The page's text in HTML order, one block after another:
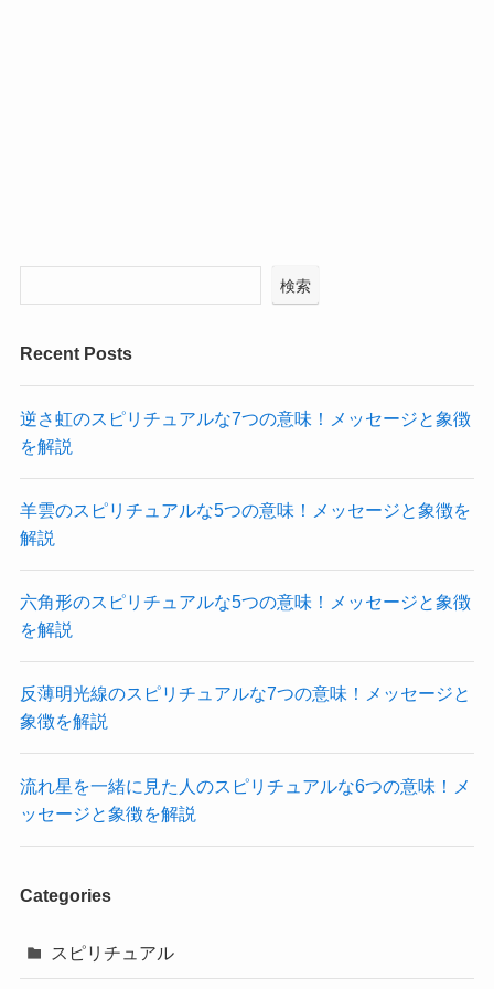
検索
Recent Posts
逆さ虹のスピリチュアルな7つの意味！メッセージと象徴
を解説
羊雲のスピリチュアルな5つの意味！メッセージと象徴を
解説
六角形のスピリチュアルな5つの意味！メッセージと象徴
を解説
反薄明光線のスピリチュアルな7つの意味！メッセージと
象徴を解説
流れ星を一緒に見た人のスピリチュアルな6つの意味！メ
ッセージと象徴を解説
Categories
スピリチュアル